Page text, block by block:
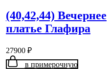
(40,42,44) Вечернее
платье Глафира
27900 ₽
в примерочную